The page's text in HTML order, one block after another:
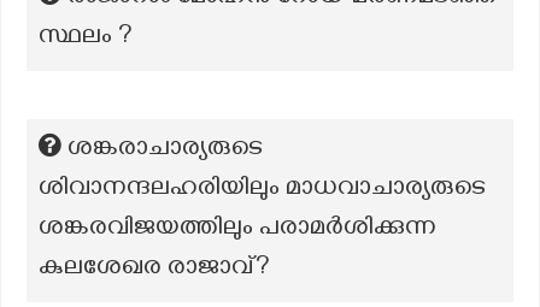
സ്ഥലം ?
ശങ്കരാചാര്യരുടെ
ശിവാനന്ദലഹരിയിലും മാധവാചാര്യരുടെ
ശങ്കരവിജയത്തിലും പരാമർശിക്കുന്ന
കുലശേഖര രാജാവ്?